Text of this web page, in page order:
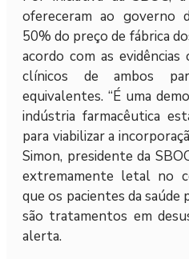
ofereceram ao governo
50% do preço de fábrica
acordo com as
clínicos de ambos
equivalentes. “É uma
indústria farmacêutica
para viabilizar a
Simon, presidente da
extremamente letal no
que os pacientes da
são tratamentos em
alerta.